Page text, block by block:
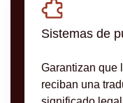
Sistemas de
Garantizan que
reciban una